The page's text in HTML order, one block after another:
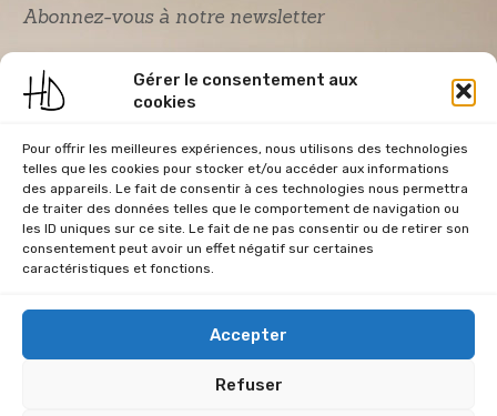
Gérer le consentement aux
cookies
Pour offrir les meilleures expériences, nous utilisons des technologies
telles que les cookies pour stocker et/ou accéder aux informations
des appareils. Le fait de consentir à ces technologies nous permettra
de traiter des données telles que le comportement de navigation ou
les ID uniques sur ce site. Le fait de ne pas consentir ou de retirer son
consentement peut avoir un effet négatif sur certaines
caractéristiques et fonctions.
Accepter
Refuser
Abonnez-vous à notre newsletter
Acceptation RGPD
*
J'accepte la politique de confidentialité du
site Home & Déco